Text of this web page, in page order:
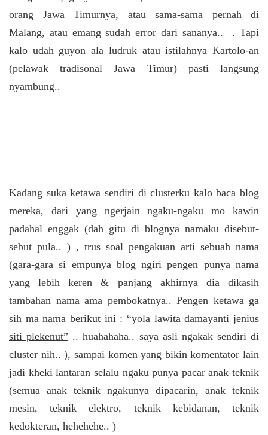
orang Jawa Timurnya, atau sama-sama pernah di
Malang, atau emang sudah error dari sananya..
. Tapi
kalo udah guyon ala ludruk atau istilahnya Kartolo-an
(pelawak tradisonal Jawa Timur) pasti langsung
nyambung..
Kadang suka ketawa sendiri di clusterku kalo baca blog
mereka, dari yang ngerjain ngaku-ngaku mo kawin
padahal enggak (dah gitu di blognya namaku disebut-
sebut pula.. ) , trus soal pengakuan arti sebuah nama
(gara-gara si empunya blog ngiri pengen punya nama
yang lebih keren & panjang akhirnya dia dikasih
tambahan nama ama pembokatnya.. Pengen ketawa ga
sih ma nama berikut ini : “yola lawita damayanti jenius
siti plekenut” .. huahahaha.. saya asli ngakak sendiri di
cluster nih..), sampai komen yang bikin komentator lain
jadi kheki lantaran selalu ngaku punya pacar anak teknik
(semua anak teknik ngakunya dipacarin, anak teknik
mesin, teknik elektro, teknik kebidanan, teknik
kedokteran, hehehehe.. )